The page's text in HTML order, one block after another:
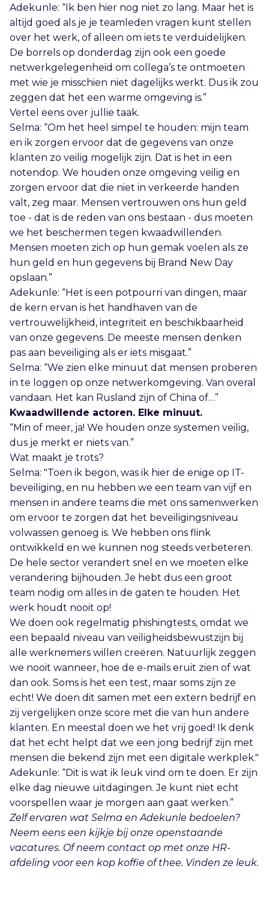
Adekunle: “Ik ben hier nog niet zo lang. Maar het is
altijd goed als je je teamleden vragen kunt stellen
over het werk, of alleen om iets te verduidelijken.
De borrels op donderdag zijn ook een goede
netwerkgelegenheid om collega’s te ontmoeten
met wie je misschien niet dagelijks werkt. Dus ik zou
zeggen dat het een warme omgeving is.”
Vertel eens over jullie taak.
Selma: “Om het heel simpel te houden: mijn team
en ik zorgen ervoor dat de gegevens van onze
klanten zo veilig mogelijk zijn. Dat is het in een
notendop. We houden onze omgeving veilig en
zorgen ervoor dat die niet in verkeerde handen
valt, zeg maar. Mensen vertrouwen ons hun geld
toe - dat is de reden van ons bestaan - dus moeten
we het beschermen tegen kwaadwillenden.
Mensen moeten zich op hun gemak voelen als ze
hun geld en hun gegevens bij Brand New Day
opslaan.”
Adekunle: “Het is een potpourri van dingen, maar
de kern ervan is het handhaven van de
vertrouwelijkheid, integriteit en beschikbaarheid
van onze gegevens. De meeste mensen denken
pas aan beveiliging als er iets misgaat.”
Selma: “We zien elke minuut dat mensen proberen
in te loggen op onze netwerkomgeving. Van overal
vandaan. Het kan Rusland zijn of China of…”
Kwaadwillende actoren. Elke minuut.
“Min of meer, ja! We houden onze systemen veilig,
dus je merkt er niets van.”
Wat maakt je trots?
Selma: "Toen ik begon, was ik hier de enige op IT-
beveiliging, en nu hebben we een team van vijf en
mensen in andere teams die met ons samenwerken
om ervoor te zorgen dat het beveiligingsniveau
volwassen genoeg is. We hebben ons flink
ontwikkeld en we kunnen nog steeds verbeteren.
De hele sector verandert snel en we moeten elke
verandering bijhouden. Je hebt dus een groot
team nodig om alles in de gaten te houden. Het
werk houdt nooit op!
We doen ook regelmatig phishingtests, omdat we
een bepaald niveau van veiligheidsbewustzijn bij
alle werknemers willen creëren. Natuurlijk zeggen
we nooit wanneer, hoe de e-mails eruit zien of wat
dan ook. Soms is het een test, maar soms zijn ze
echt! We doen dit samen met een extern bedrijf en
zij vergelijken onze score met die van hun andere
klanten. En meestal doen we het vrij goed! Ik denk
dat het echt helpt dat we een jong bedrijf zijn met
mensen die bekend zijn met een digitale werkplek."
Adekunle: “Dit is wat ik leuk vind om te doen. Er zijn
elke dag nieuwe uitdagingen. Je kunt niet echt
voorspellen waar je morgen aan gaat werken.”
Zelf ervaren wat Selma en Adekunle bedoelen?
Neem eens een kijkje bij onze openstaande
vacatures. Of neem contact op met onze HR-
afdeling voor een kop koffie of thee. Vinden ze leuk.